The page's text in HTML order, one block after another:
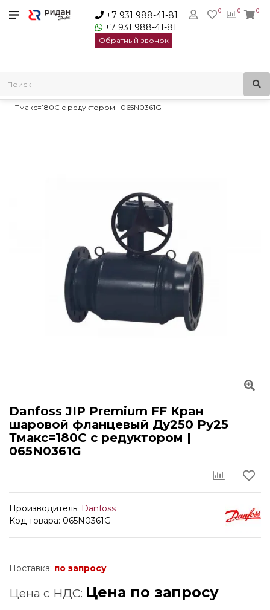
+7 931 988-41-81
+7 931 988-41-81
Обратный звонок
0
0 0
Трубопроводная арматура
Danfoss JIP Premium FF Кран шаровой фланцевый Ду250 Ру25
Тмакс=180С с редуктором | 065N0361G
Danfoss JIP Premium FF Кран
шаровой фланцевый Ду250 Ру25
Тмакс=180С с редуктором |
065N0361G
Производитель: Danfoss
Код товара: 065N0361G
Поставка: по запросу
Цена с НДС: Цена по запросу